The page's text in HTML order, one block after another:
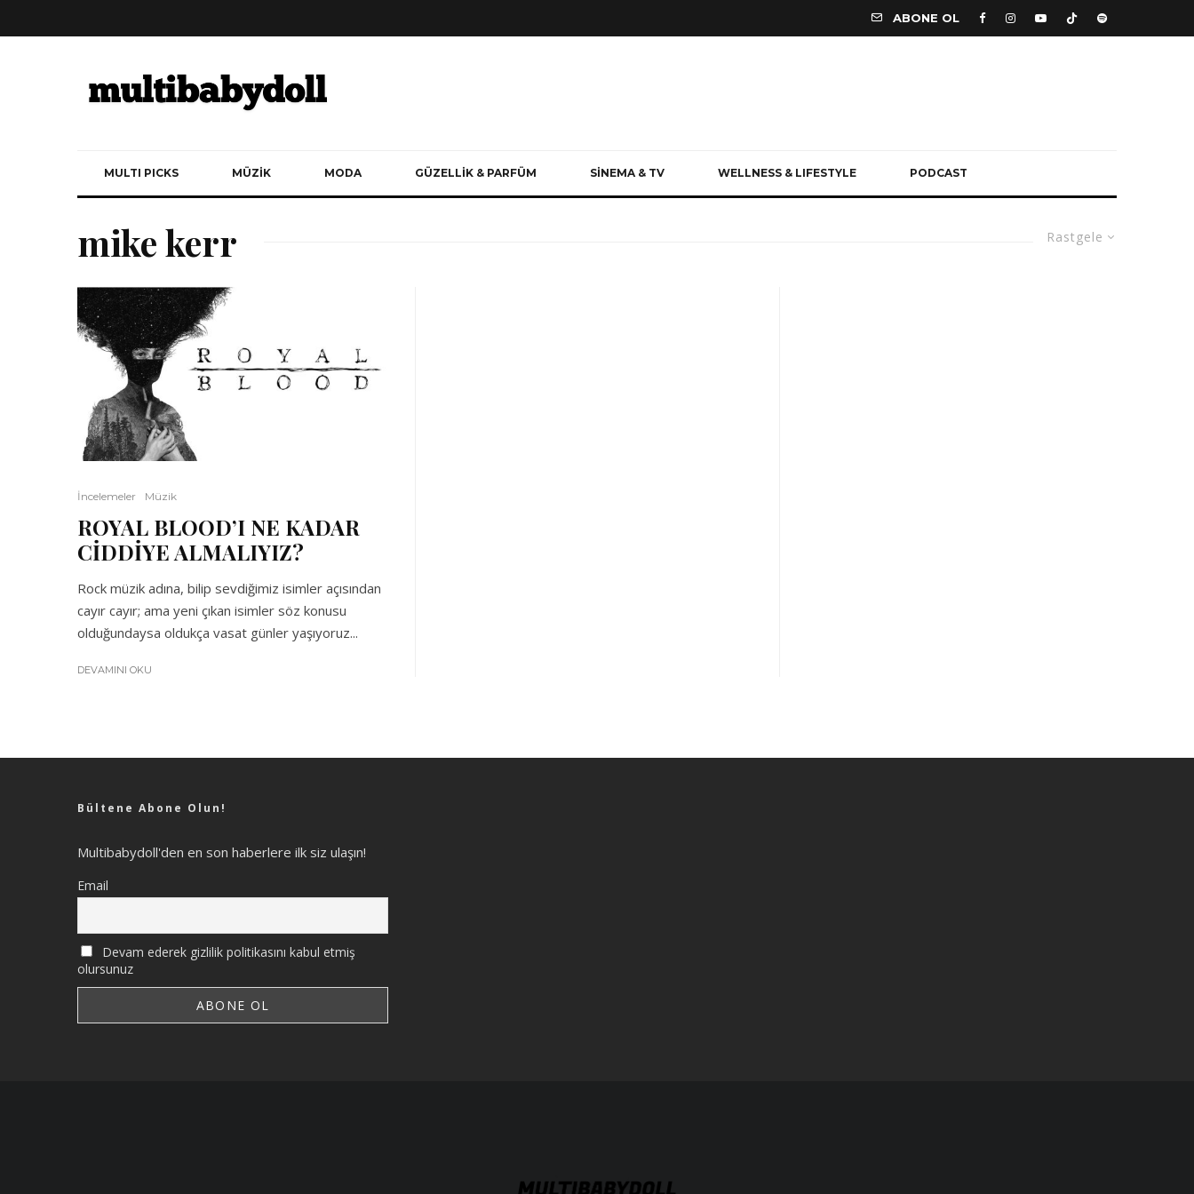
ABONE OL
MULTI PICKS MÜZİK MODA GÜZELLİK & PARFÜM SİNEMA & TV WELLNESS & LIFESTYLE PODCAST
Rastgele
mike kerr
İncelemeler Müzik
ROYAL BLOOD’I NE KADAR
CİDDİYE ALMALIYIZ?
Rock müzik adına, bilip sevdiğimiz isimler açısından
cayır cayır; ama yeni çıkan isimler söz konusu
olduğundaysa oldukça vasat günler yaşıyoruz...
DEVAMINI OKU
Bültene Abone Olun!
Multibabydoll'den en son haberlere ilk siz ulaşın!
Email
Devam ederek gizlilik politikasını kabul etmiş
olursunuz